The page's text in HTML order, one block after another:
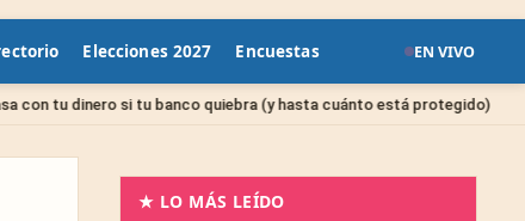
Elecciones 2027 Encuestas EN VIVO
tu banco quiebra (y hasta cuánto está protegido) Sin
★ LO MÁS LEÍDO